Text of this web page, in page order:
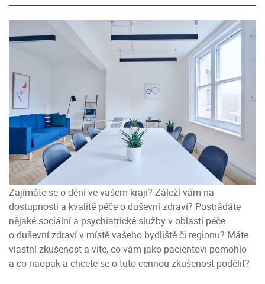
Zajímáte se o dění ve vašem kraji? Záleží vám na
dostupnosti a kvalitě péče o duševní zdraví? Postrádáte
nějaké sociální a psychiatrické služby v oblasti péče
o duševní zdraví v místě vašeho bydliště či regionu? Máte
vlastní zkušenost a víte, co vám jako pacientovi pomohlo
a co naopak a chcete se o tuto cennou zkušenost podělit?